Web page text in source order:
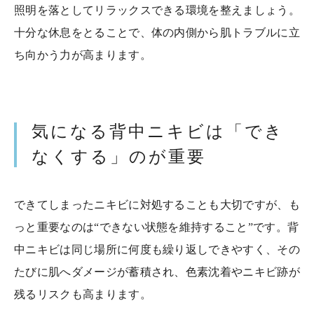
照明を落としてリラックスできる環境を整えましょう。
十分な休息をとることで、体の内側から肌トラブルに立
ち向かう力が高まります。
気になる背中ニキビは「でき
なくする」のが重要
できてしまったニキビに対処することも大切ですが、も
っと重要なのは“できない状態を維持すること”です。背
中ニキビは同じ場所に何度も繰り返しできやすく、その
たびに肌へダメージが蓄積され、色素沈着やニキビ跡が
残るリスクも高まります。